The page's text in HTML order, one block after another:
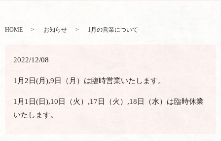
HOME お知らせ 1月の営業について
2022/12/08
1月2日(月),9日（月）は臨時営業いたします。
1月1日(日),10日（火）,17日（火）,18日（水）は臨時休業
いたします。